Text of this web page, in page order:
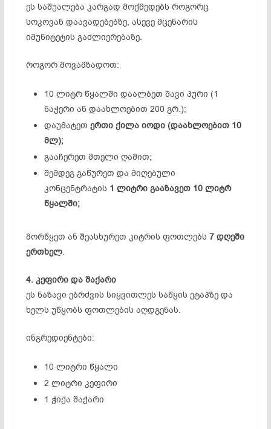
ეს საშუალება კარგად მოქმედებს როგორც
სოკოვან დაავადებებზე, ასევე მცენარის
იმუნიტეტის გაძლიერებაზე.
როგორ მოვამზადოთ:
10 ლიტრ წყალში დაალბეთ შავი პური (1
ნაჭერი ან დაახლოებით 200 გრ.);
დაუმატეთ ერთი ქილა იოდი (დაახლოებით 10
მლ);
გააჩერეთ მთელი ღამით;
შემდეგ გაწურეთ და მიღებული
კონცენტრატის 1 ლიტრი გააზავეთ 10 ლიტრ
წყალში;
მორწყეთ ან შეასხურეთ კიტრის ფოთლებს 7 დღეში
ერთხელ.
4. კეფირი და შაქარი
ეს ნაზავი ებრძვის სიყვითლეს საწყის ეტაპზე და
ხელს უწყობს ფოთლების აღდგენას.
ინგრედიენტები:
10 ლიტრი წყალი
2 ლიტრი კეფირი
1 ჭიქა შაქარი